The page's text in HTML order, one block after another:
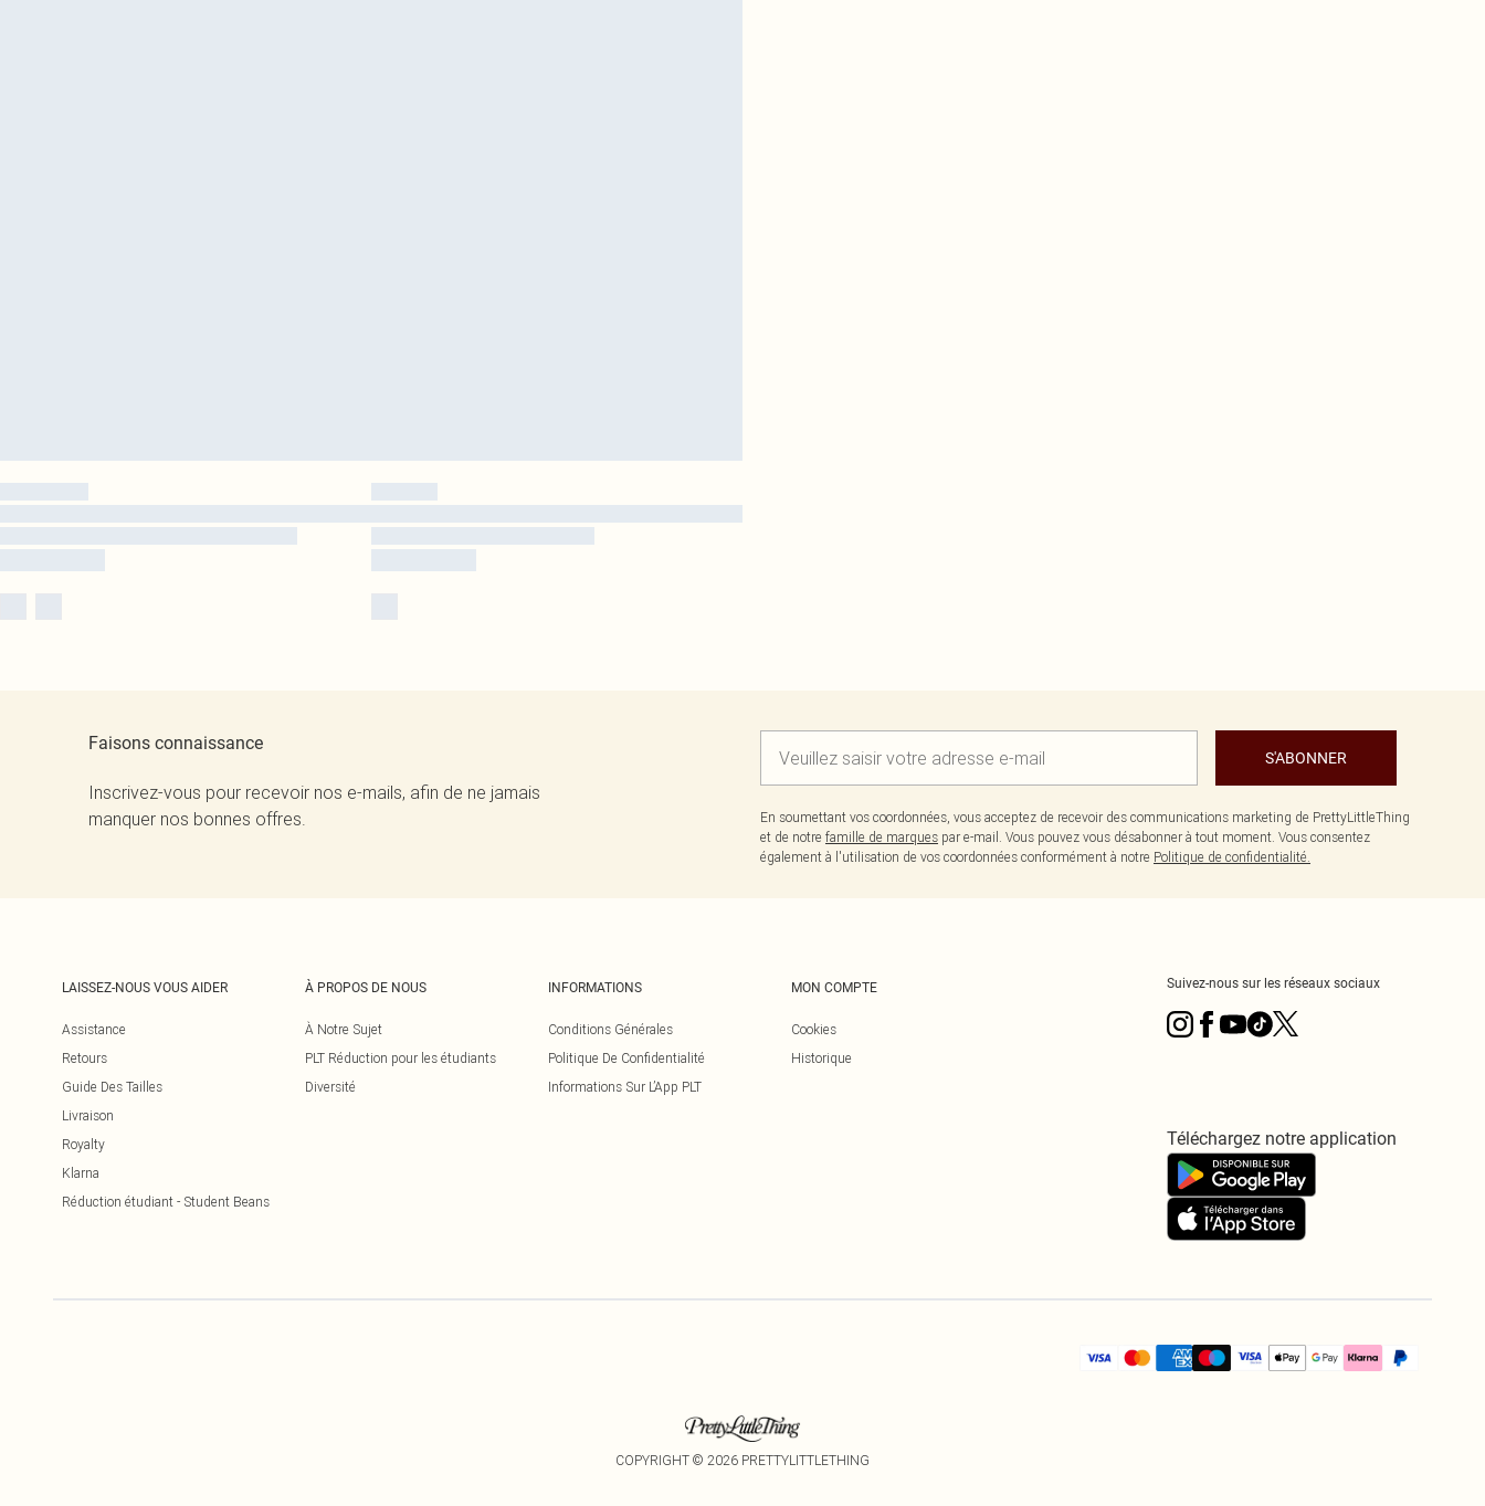
Faisons connaissance
Inscrivez-vous pour recevoir nos e-mails, afin de ne jamais
manquer nos bonnes offres.
S'ABONNER
En soumettant vos coordonnées, vous acceptez de recevoir des communications marketing de PrettyLittleThing
et de notre famille de marques par e-mail. Vous pouvez vous désabonner à tout moment. Vous consentez
également à l'utilisation de vos coordonnées conformément à notre Politique de confidentialité.
LAISSEZ-NOUS VOUS AIDER
Assistance
Retours
Guide Des Tailles
Livraison
Royalty
Klarna
Réduction étudiant - Student Beans
À PROPOS DE NOUS
À Notre Sujet
PLT Réduction pour les étudiants
Diversité
INFORMATIONS
Conditions Générales
Politique De Confidentialité
Informations Sur L’App PLT
MON COMPTE
Cookies
Historique
Suivez-nous sur les réseaux sociaux
Téléchargez notre application
COPYRIGHT © 2026 PRETTYLITTLETHING